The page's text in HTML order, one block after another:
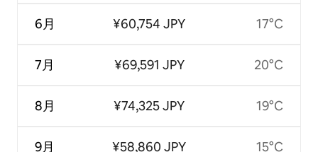
6月
7月
8月
9月
¥60,754 JPY
¥69,591 JPY
¥74,325 JPY
¥58,860 JPY
17°C
20°C
19°C
15°C